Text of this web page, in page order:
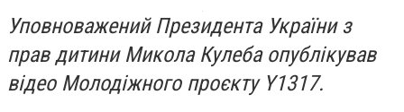
Уповноважений Президента України з
прав дитини Микола Кулеба опублікував
відео Молодіжного проєкту Y1317.